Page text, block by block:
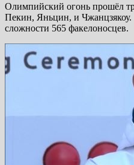
Олимпийский огонь прошёл
Пекин, Яньцин, и
сложности 565 факелоносцев.